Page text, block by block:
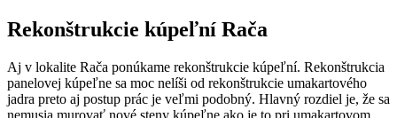
Rekonštrukcie kúpeľní Rača
Aj v lokalite Rača ponúkame rekonštrukcie kúpeľní. Rekonštrukcia
panelovej kúpeľne sa moc nelíši od rekonštrukcie umakartového
jadra preto aj postup prác je veľmi podobný. Hlavný rozdiel je, že sa
nemusia murovať nové steny kúpeľne ako je to pri umakartovom